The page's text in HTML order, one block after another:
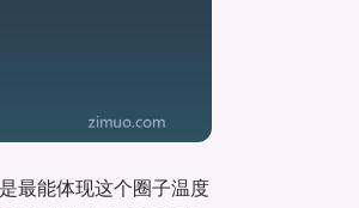
最能体现这个圈子温度